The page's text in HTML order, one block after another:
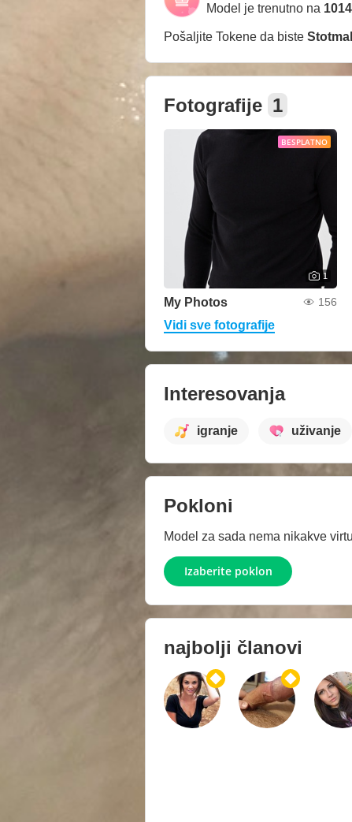
Model je trenutno na
Pošaljite Tokene da biste
Fotografije 1
BESPLATNO
1
My Photos 156
Vidi sve fotografije
Interesovanja
igranje uživanje
Pokloni
Model za sada nema nikakve
Izaberite poklon
najbolji članovi